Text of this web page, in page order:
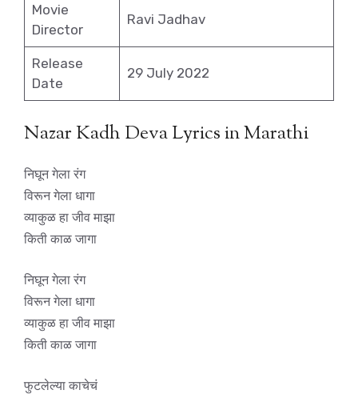
Movie
Director
Ravi Jadhav
Release
Date
29 July 2022
Nazar Kadh Deva Lyrics in Marathi
निघून गेला रंग
विरून गेला धागा
व्याकुळ हा जीव माझा
किती काळ जागा
निघून गेला रंग
विरून गेला धागा
व्याकुळ हा जीव माझा
किती काळ जागा
फुटलेल्या काचेचं